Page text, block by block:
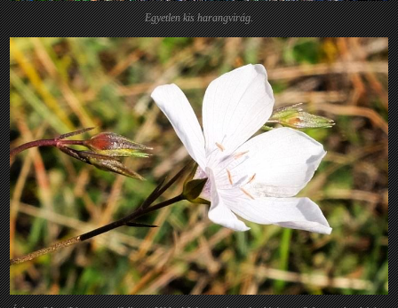
Egyetlen kis harangvirág.